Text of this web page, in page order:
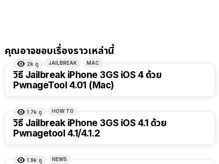
คุณอาจชอบเรื่องราวเหล่านี้
2k ดู JAILBREAK MAC
วิธี Jailbreak iPhone 3GS iOS 4 ด้วย
PwnageTool 4.01 (Mac)
1.7k ดู HOW TO
วิธี Jailbreak iPhone 3GS iOS 4.1 ด้วย
Pwnagetool 4.1/4.1.2
1.9k ดู NEWS